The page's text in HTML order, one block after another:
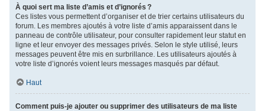
À quoi sert ma liste d’amis et d’ignorés ?
Ces listes vous permettent d’organiser et de trier certains utilisateurs du
forum. Les membres ajoutés à votre liste d’amis apparaissent dans le
panneau de contrôle utilisateur, pour consulter rapidement leur statut en
ligne et leur envoyer des messages privés. Selon le style utilisé, leurs
messages peuvent être mis en surbrillance. Les utilisateurs ajoutés à
votre liste d’ignorés voient leurs messages masqués par défaut.
Haut
Comment puis-je ajouter ou supprimer des utilisateurs de ma liste